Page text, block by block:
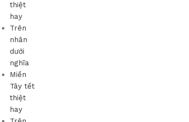
thiệt
hay
Trên
nhân
dưới
nghĩa
Miền
Tây tết
thiệt
hay